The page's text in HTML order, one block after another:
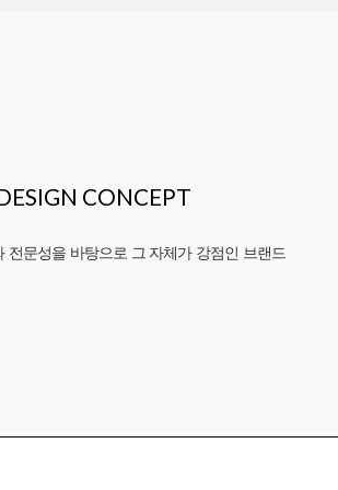
CONCEPT
전문성을 바탕으로 그 자체가 강점인 브랜드